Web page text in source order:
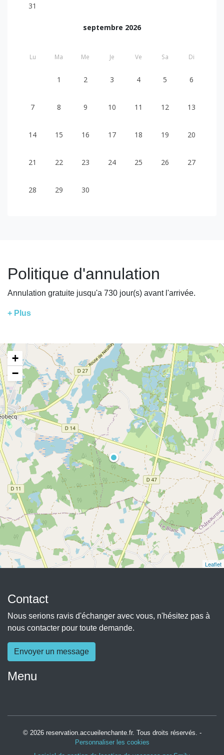
31
septembre 2026
Lu Ma Me Je Ve Sa Di
1 2 3 4 5 6
7 8 9 10 11 12 13
14 15 16 17 18 19 20
21 22 23 24 25 26 27
28 29 30
Politique d'annulation
Annulation gratuite jusqu'a 730 jour(s) avant l'arrivée.
+ Plus
+
−
Leaflet
Contact
Nous serions ravis d'échanger avec vous, n'hésitez pas à
nous contacter pour toute demande.
Envoyer un message
Menu
© 2026 reservation.accueilenchante.fr. Tous droits réservés. -
Personnaliser les cookies